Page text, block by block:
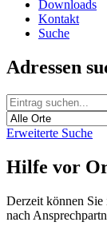
Downloads
Kontakt
Suche
Adressen
Erweiterte Suche
Hilfe vor
Derzeit können Sie
nach